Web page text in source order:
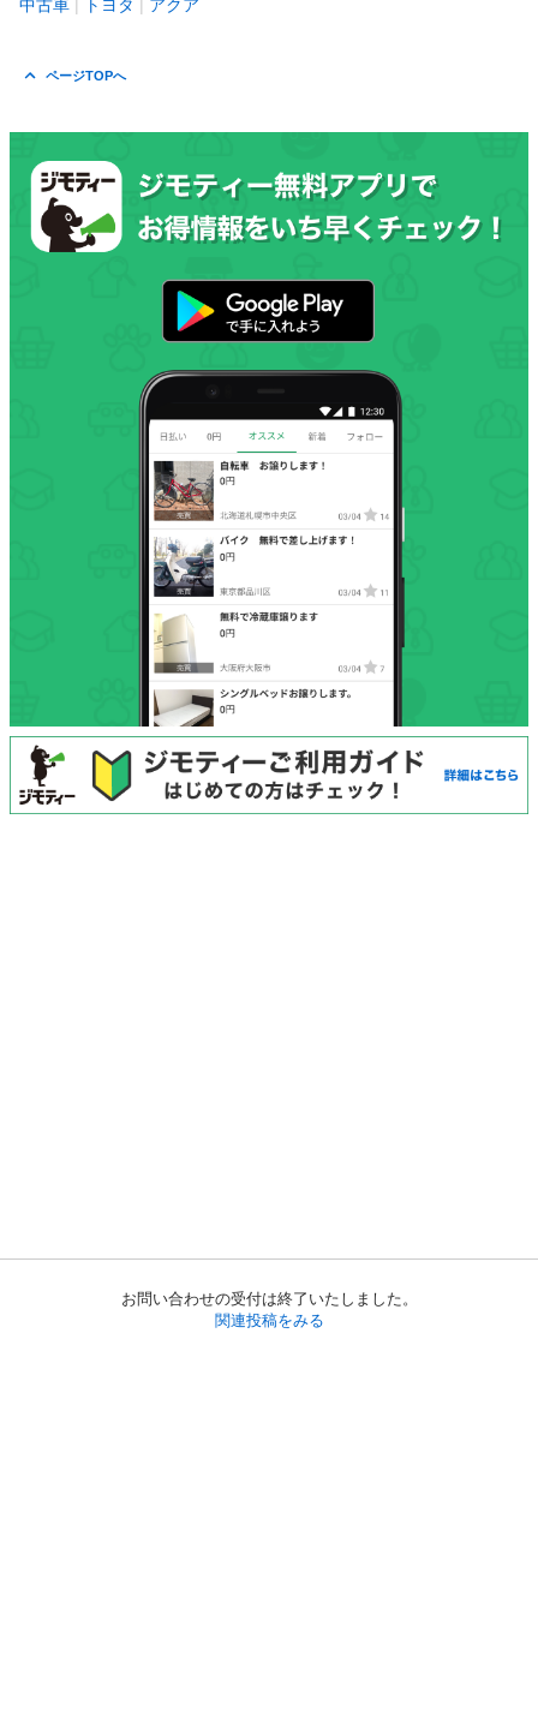
お問い合わせの受付は終了いたしました。
関連投稿をみる
中古車 トヨタ アクア
ページTOPへ